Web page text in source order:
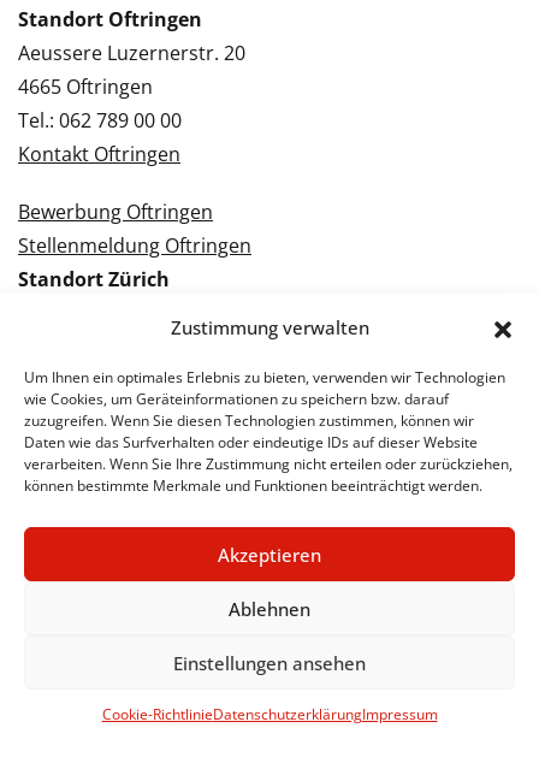
Zustimmung verwalten
Um Ihnen ein optimales Erlebnis zu bieten, verwenden wir Technologien
wie Cookies, um Geräteinformationen zu speichern bzw. darauf
zuzugreifen. Wenn Sie diesen Technologien zustimmen, können wir
Daten wie das Surfverhalten oder eindeutige IDs auf dieser Website
verarbeiten. Wenn Sie Ihre Zustimmung nicht erteilen oder zurückziehen,
können bestimmte Merkmale und Funktionen beeinträchtigt werden.
Akzeptieren
Ablehnen
Einstellungen ansehen
Cookie-RichtlinieDatenschutzerklärungImpressum
Standort Oftringen
Aeussere Luzernerstr. 20
4665 Oftringen
Tel.: 062 789 00 00
Kontakt Oftringen
Bewerbung Oftringen
Stellenmeldung Oftringen
Standort Zürich
Tel.: 043 288 38 88
Kontakt Zürich
Bewerbung Zürich
ImpressumDatenschutzerklärung